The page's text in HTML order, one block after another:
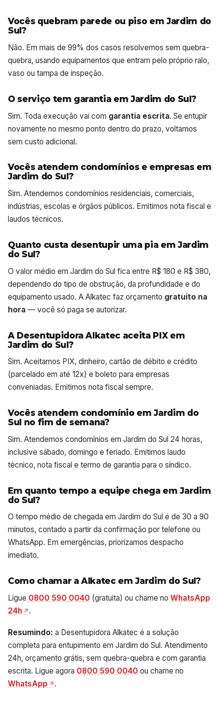
Vocês quebram parede ou piso em Jardim do
Sul?
Não. Em mais de 99% dos casos resolvemos sem quebra-
quebra, usando equipamentos que entram pelo próprio ralo,
vaso ou tampa de inspeção.
O serviço tem garantia em Jardim do Sul?
Sim. Toda execução vai com garantia escrita. Se entupir
novamente no mesmo ponto dentro do prazo, voltamos
sem custo adicional.
Vocês atendem condomínios e empresas em
Jardim do Sul?
Sim. Atendemos condomínios residenciais, comerciais,
indústrias, escolas e órgãos públicos. Emitimos nota fiscal e
laudos técnicos.
Quanto custa desentupir uma pia em Jardim
do Sul?
O valor médio em Jardim do Sul fica entre R$ 180 e R$ 380,
dependendo do tipo de obstrução, da profundidade e do
equipamento usado. A Alkatec faz orçamento gratuito na
hora — você só paga se autorizar.
A Desentupidora Alkatec aceita PIX em
Jardim do Sul?
Sim. Aceitamos PIX, dinheiro, cartão de débito e crédito
(parcelado em até 12x) e boleto para empresas
conveniadas. Emitimos nota fiscal sempre.
Vocês atendem condomínio em Jardim do
Sul no fim de semana?
Sim. Atendemos condomínios em Jardim do Sul 24 horas,
inclusive sábado, domingo e feriado. Emitimos laudo
técnico, nota fiscal e termo de garantia para o síndico.
Em quanto tempo a equipe chega em Jardim
do Sul?
O tempo médio de chegada em Jardim do Sul é de 30 a 90
minutos, contado a partir da confirmação por telefone ou
WhatsApp. Em emergências, priorizamos despacho
imediato.
Como chamar a Alkatec em Jardim do Sul?
Ligue 0800 590 0040 (gratuita) ou chame no WhatsApp
24h
.
Resumindo: a Desentupidora Alkatec é a solução
completa para entupimento em Jardim do Sul. Atendimento
24h, orçamento grátis, sem quebra-quebra e com garantia
escrita. Ligue agora 0800 590 0040 ou chame no
WhatsApp
.